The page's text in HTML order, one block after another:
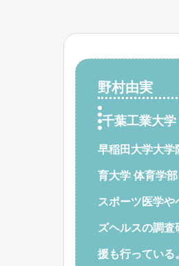
野村由実
千葉工業大
早稲田大学大学
育大学 体育学
スポーツ医学
ズヘルスの調
援も行っている